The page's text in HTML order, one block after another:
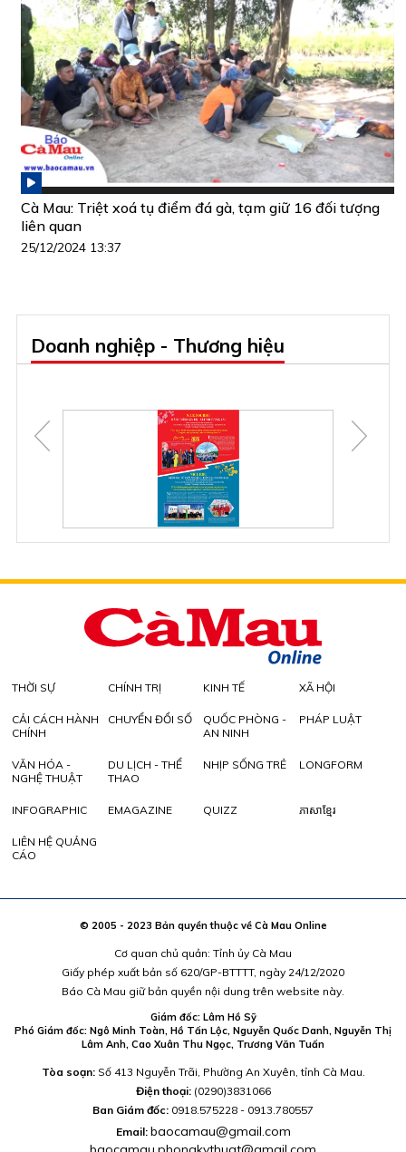
Cà Mau: Triệt xoá tụ điểm đá gà, tạm giữ 16 đối tượng
liên quan
25/12/2024 13:37
Doanh nghiệp - Thương hiệu
THỜI SỰ CHÍNH TRỊ KINH TẾ XÃ HỘI
CẢI CÁCH HÀNH
CHÍNH
CHUYỂN ĐỔI SỐ
QUỐC PHÒNG -
AN NINH
PHÁP LUẬT
VĂN HÓA -
NGHỆ THUẬT
DU LỊCH - THỂ
THAO
NHỊP SỐNG TRẺ LONGFORM
INFOGRAPHIC EMAGAZINE QUIZZ ភាសាខ្មែរ
LIÊN HỆ QUẢNG
CÁO
© 2005 - 2023 Bản quyền thuộc về Cà Mau Online
Cơ quan chủ quản: Tỉnh ủy Cà Mau
Giấy phép xuất bản số 620/GP-BTTTT, ngày 24/12/2020
Báo Cà Mau giữ bản quyền nội dung trên website này.
Giám đốc: Lâm Hồ Sỹ
Phó Giám đốc: Ngô Minh Toàn, Hồ Tấn Lộc, Nguyễn Quốc Danh, Nguyễn Thị
Lâm Anh, Cao Xuân Thu Ngọc, Trương Văn Tuấn
Tòa soạn:Số 413 Nguyễn Trãi, Phường An Xuyên, tỉnh Cà Mau.
Điện thoại: (0290)3831066
Ban Giám đốc: 0918.575228 - 0913.780557
Email: baocamau@gmail.com